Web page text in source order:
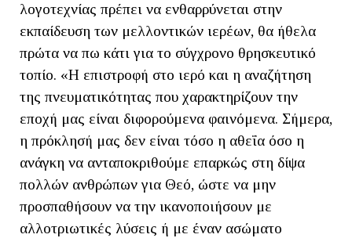
λογοτεχνίας πρέπει να ενθαρρύνεται στην
εκπαίδευση των μελλοντικών ιερέων, θα ήθελα
πρώτα να πω κάτι για το σύγχρονο θρησκευτικό
τοπίο. «Η επιστροφή στο ιερό και η αναζήτηση
της πνευματικότητας που χαρακτηρίζουν την
εποχή μας είναι διφορούμενα φαινόμενα. Σήμερα,
η πρόκλησή μας δεν είναι τόσο η αθεΐα όσο η
ανάγκη να ανταποκριθούμε επαρκώς στη δίψα
πολλών ανθρώπων για Θεό, ώστε να μην
προσπαθήσουν να την ικανοποιήσουν με
αλλοτριωτικές λύσεις ή με έναν ασώματο